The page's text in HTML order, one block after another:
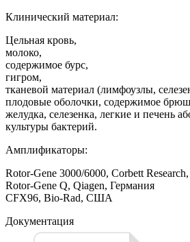
Клинический материал:
Цельная кровь,
молоко,
содержимое бурс,
гигром,
тканевой материал (лимфоузлы,
плодовые оболочки, содержимое
желудка, селезенка, легкие и печень
культуры бактерий.
Амплификаторы:
Rotor-Gene 3000/6000, Corbett
Rotor-Gene Q, Qiagen, Германия
CFX96, Bio-Rad, США
Документация